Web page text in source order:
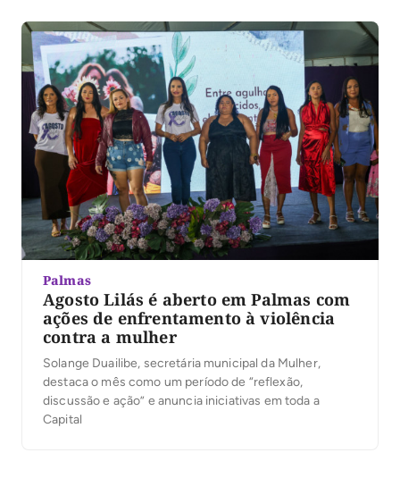
Palmas
Agosto Lilás é aberto em Palmas com
ações de enfrentamento à violência
contra a mulher
Solange Duailibe, secretária municipal da Mulher,
destaca o mês como um período de “reflexão,
discussão e ação” e anuncia iniciativas em toda a
Capital